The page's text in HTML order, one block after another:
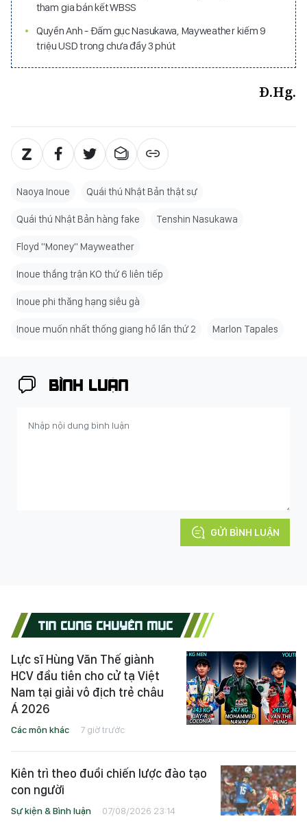
tham gia bán kết WBSS
Quyền Anh - Đấm gục Nasukawa, Mayweather kiếm 9
triệu USD trong chưa đầy 3 phút
Đ.Hg.
Naoya Inoue Quái thú Nhật Bản thật sự
Quái thú Nhật Bản hàng fake Tenshin Nasukawa
Floyd "Money" Mayweather
Inoue thắng trận KO thứ 6 liên tiếp
Inoue phi thăng hạng siêu gà
Inoue muốn nhất thống giang hồ lần thứ 2 Marlon Tapales
BÌNH LUẬN
GỬI BÌNH LUẬN
TIN CÙNG CHUYÊN MỤC
Lực sĩ Hùng Văn Thế giành
HCV đầu tiên cho cử tạ Việt
Nam tại giải vô địch trẻ châu
Á 2026
Các môn khác 7 giờ trước
Kiên trì theo đuổi chiến lược đào tạo
con người
Sự kiện & Bình luận 07/08/2026 23:14